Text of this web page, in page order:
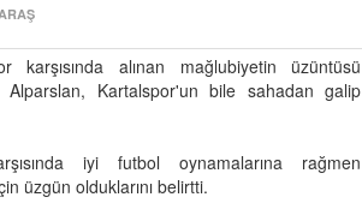
karşısında alınan mağlubiyetin üzüntüsü
Kartalspor'un bile sahadan galip
iyi futbol oynamalarına rağmen
üzgün olduklarını belirtti.